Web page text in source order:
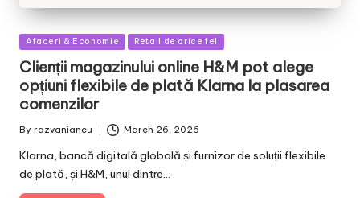
Posted
in
Afaceri & Economie Retail de orice fel
Clienții magazinului online H&M pot alege
opțiuni flexibile de plată Klarna la plasarea
comenzilor
Posted
By razvaniancu March 26, 2026
Klarna, bancă digitală globală și furnizor de soluții flexibile
de plată, și H&M, unul dintre…